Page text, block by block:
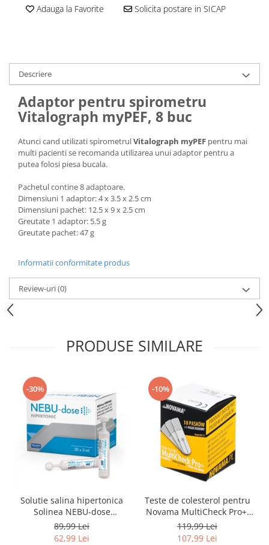
Adauga la Favorite Solicita postare in SICAP
Descriere
Adaptor pentru spirometru
Vitalograph myPEF, 8 buc
Atunci cand utilizati spirometrulVitalograph myPEF pentru mai
multi pacienti se recomanda utilizarea unui adaptor pentru a
putea folosi piesa bucala.
Pachetul contine 8 adaptoare.
Dimensiuni 1 adaptor: 4 x 3.5 x 2.5 cm
Dimensiuni pachet: 12.5 x 9 x 2.5 cm
Greutate 1 adaptor: 5.5 g
Greutate pachet: 47 g
Informatii conformitate produs
Review-uri(0)
PRODUSE SIMILARE
-30%
Solutie salina hipertonica
Solinea NEBU-dose
concentratie 3%, 30
monodoze x 5 ml
89,99 Lei
62,99 Lei
-10%
Teste de colesterol pentru
Novama MultiCheck Pro+,
BK-C2, 10 teste/ cutie
119,99 Lei
107,99 Lei